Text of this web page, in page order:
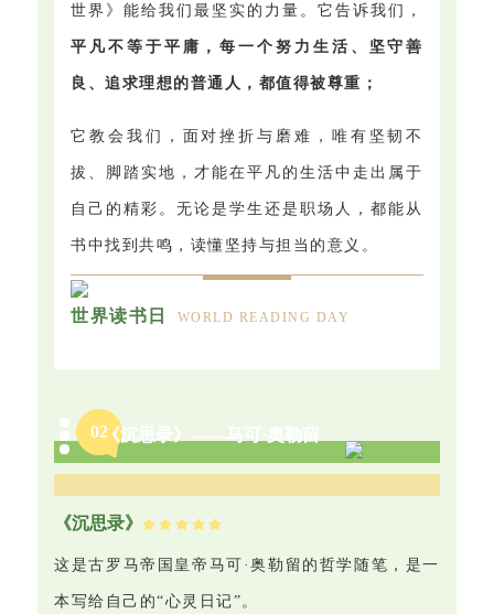
世界》能给我们最坚实的力量。它告诉我们，
平凡不等于平庸，每一个努力生活、坚守善
良、追求理想的普通人，都值得被尊重；
它教会我们，面对挫折与磨难，唯有坚韧不
拔、脚踏实地，才能在平凡的生活中走出属于
自己的精彩。无论是学生还是职场人，都能从
书中找到共鸣，读懂坚持与担当的意义。
世界读书日 WORLD READING DAY
02《沉思录》——马可·奥勒留
《沉思录》
这是古罗马帝国皇帝马可·奥勒留的哲学随笔，是一
本写给自己的“心灵日记”。